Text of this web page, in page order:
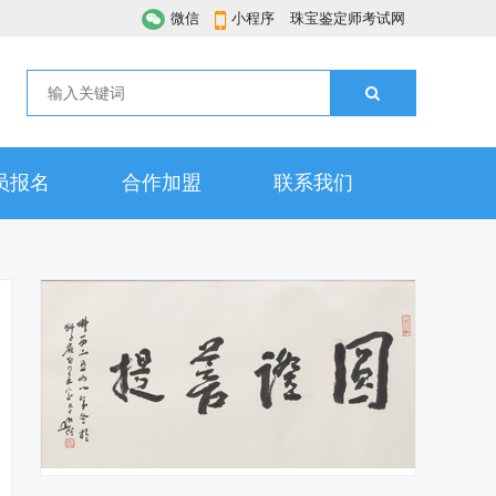
微信 小程序 珠宝鉴定师考试网
报名 合作加盟 联系我们